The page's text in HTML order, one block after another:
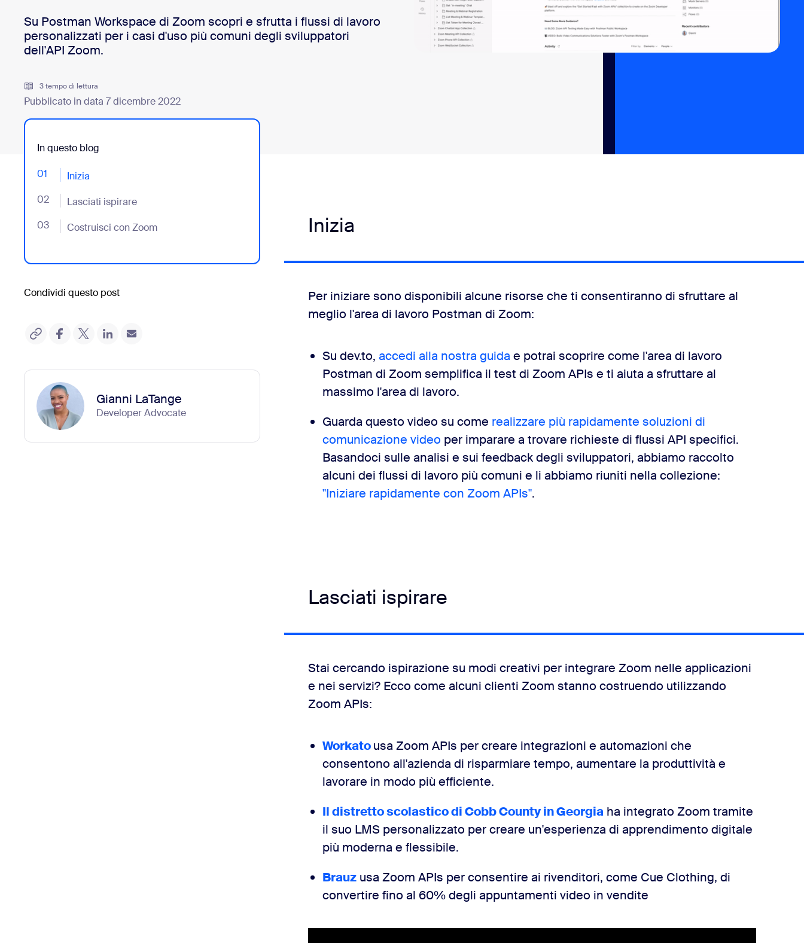
Installa sul desktop
Download center
Contattaci
Su Postman Workspace di Zoom scopri e sfrutta i flussi di lavoro
personalizzati per i casi d'uso più comuni degli sviluppatori
dell'API Zoom.
3 tempo di lettura
Pubblicato in data 7 dicembre 2022
In questo blog
01 Inizia
- Jumplink to Inizia
02 Lasciati ispirare
- Jumplink to Lasciati ispirare
03 Costruisci con Zoom
- Jumplink to Costruisci con Zoom
Condividi questo post
Gianni LaTange
Developer Advocate
Inizia
Per iniziare sono disponibili alcune risorse che ti consentiranno di sfruttare al
meglio l'area di lavoro Postman di Zoom:
Su dev.to, accedi alla nostra guida e potrai scoprire come l'area di lavoro
Postman di Zoom semplifica il test di Zoom APIs e ti aiuta a sfruttare al
massimo l'area di lavoro.
Guarda questo video su come realizzare più rapidamente soluzioni di
comunicazione video per imparare a trovare richieste di flussi API specifici.
Basandoci sulle analisi e sui feedback degli sviluppatori, abbiamo raccolto
alcuni dei flussi di lavoro più comuni e li abbiamo riuniti nella collezione:
"Iniziare rapidamente con Zoom APIs".
Lasciati ispirare
Stai cercando ispirazione su modi creativi per integrare Zoom nelle applicazioni
e nei servizi? Ecco come alcuni clienti Zoom stanno costruendo utilizzando
Zoom APIs:
Workato usa Zoom APIs per creare integrazioni e automazioni che
consentono all'azienda di risparmiare tempo, aumentare la produttività e
lavorare in modo più efficiente.
Il distretto scolastico di Cobb County in Georgiaha integrato Zoom tramite
il suo LMS personalizzato per creare un'esperienza di apprendimento digitale
più moderna e flessibile.
Brauzusa Zoom APIs per consentire ai rivenditori, come Cue Clothing, di
convertire fino al 60% degli appuntamenti video in vendite